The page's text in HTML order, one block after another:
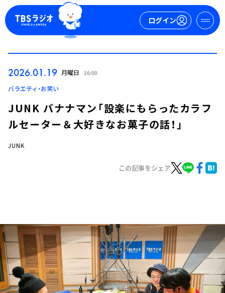
ログイン
ログイン
お知らせ
イベント・グッズ
YouTube
会社情報
2026.01.19 月曜日 16:00
バラエティ・お笑い
JUNK バナナマン「設楽にもらったカラフ
ルセーター＆大好きなお菓子の話！」
JUNK
この記事をシェア